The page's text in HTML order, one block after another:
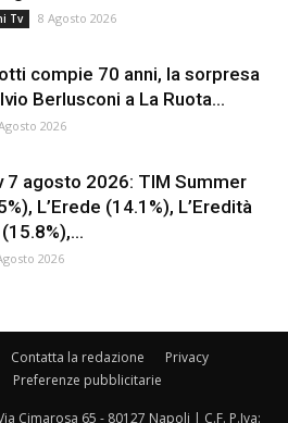
Tv 8 Agosto 2026
compie 70 anni, la sorpresa
Berlusconi a La Ruota...
2026
7 agosto 2026: TIM Summer
L’Erede (14.1%), L’Eredità
2026
Contatta la redazione
Privacy
Preferenze pubblicitarie
Cimarosa 65 - 80127 Napoli | C.F. P.Iva: